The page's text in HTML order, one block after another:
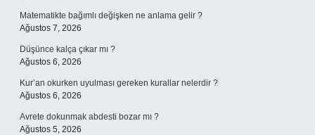
Matematikte bağımlı değişken ne anlama gelir ?
Ağustos 7, 2026
Düşünce kalça çıkar mı ?
Ağustos 6, 2026
Kur’an okurken uyulması gereken kurallar nelerdir ?
Ağustos 6, 2026
Avrete dokunmak abdesti bozar mı ?
Ağustos 5, 2026